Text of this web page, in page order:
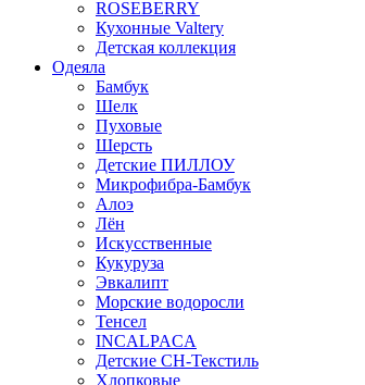
ROSEBERRY
Кухонные Valtery
Детская коллекция
Одеяла
Бамбук
Шелк
Пуховые
Шерсть
Детские ПИЛЛОУ
Микрофибра-Бамбук
Алоэ
Лён
Искусственные
Кукуруза
Эвкалипт
Морские водоросли
Тенсел
INCALPACA
Детские СН-Текстиль
Хлопковые